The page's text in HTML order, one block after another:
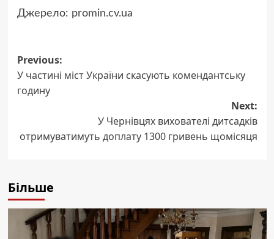
Джерело: promin.cv.ua
Post
navigation
Previous:
У частині міст України скасують комендантську
годину
Next:
У Чернівцях вихователі дитсадків
отримуватимуть доплату 1300 гривень щомісяця
Більше